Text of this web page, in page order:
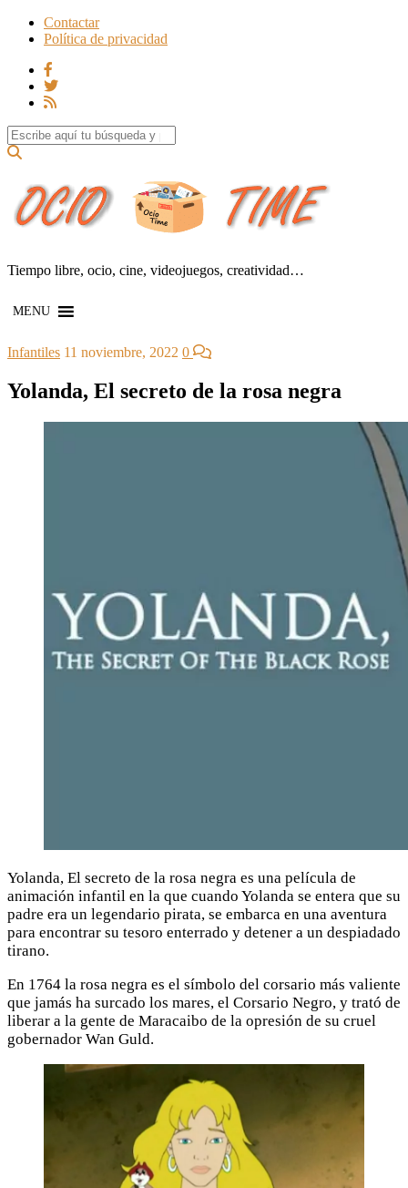
Contactar
Política de privacidad
Search for:
Tiempo libre, ocio, cine, videojuegos, creatividad…
MENU
Infantiles 11 noviembre, 2022 0
Yolanda, El secreto de la rosa negra
Yolanda, El secreto de la rosa negra es una película de
animación infantil en la que cuando Yolanda se entera que su
padre era un legendario pirata, se embarca en una aventura
para encontrar su tesoro enterrado y detener a un despiadado
tirano.
En 1764 la rosa negra es el símbolo del corsario más valiente
que jamás ha surcado los mares, el Corsario Negro, y trató de
liberar a la gente de Maracaibo de la opresión de su cruel
gobernador Wan Guld.